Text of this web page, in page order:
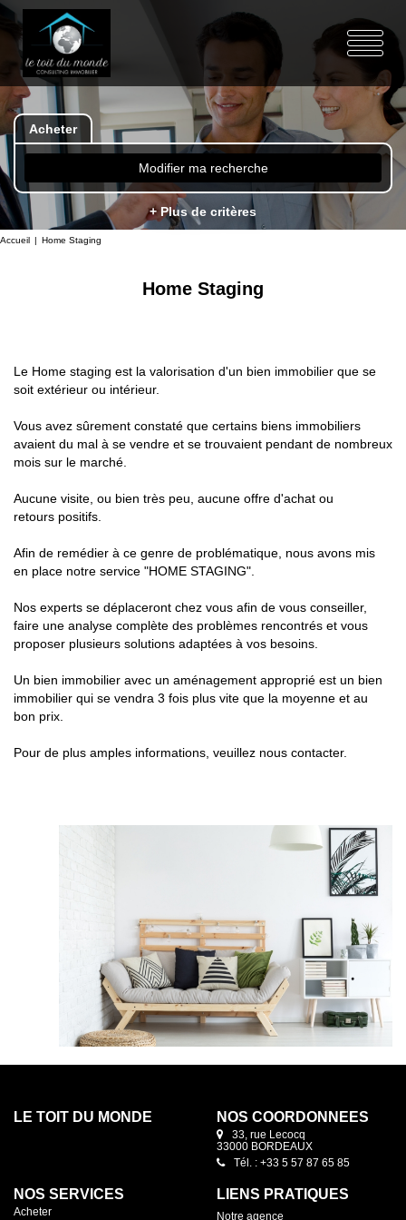
Acheter
Modifier ma recherche
+ Plus de critères
Accueil Home Staging
Home Staging
Le Home staging est la valorisation d'un bien immobilier que se
soit extérieur ou intérieur.
Vous avez sûrement constaté que certains biens immobiliers
avaient du mal à se vendre et se trouvaient pendant de nombreux
mois sur le marché.
Aucune visite, ou bien très peu, aucune offre d'achat ou
retours positifs.
Afin de remédier à ce genre de problématique, nous avons mis
en place notre service "HOME STAGING".
Nos experts se déplaceront chez vous afin de vous conseiller,
faire une analyse complète des problèmes rencontrés et vous
proposer plusieurs solutions adaptées à vos besoins.
Un bien immobilier avec un aménagement approprié est un bien
immobilier qui se vendra 3 fois plus vite que la moyenne et au
bon prix.
Pour de plus amples informations, veuillez nous contacter.
LE TOIT DU MONDE NOS COORDONNÉES
33, rue Lecocq
33000 BORDEAUX
Tél. : +33 5 57 87 65 85
NOS SERVICES
Acheter
LIENS PRATIQUES
Notre agence